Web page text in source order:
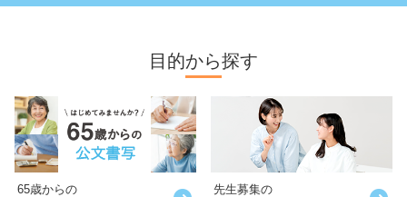
目的から探す
65歳からの
先生募集の